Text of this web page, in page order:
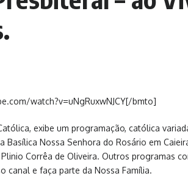
watch?v=uNgRuxwNJCY[/bmto]
exibe um programação, católica
Basílica Nossa Senhora do Rosário em
Corrêa de Oliveira. Outros programas
canal e faça parte da Nossa Família.